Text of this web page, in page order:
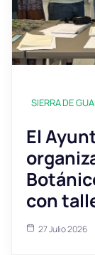
SIERRA DE
El
con
27 Julio 2026